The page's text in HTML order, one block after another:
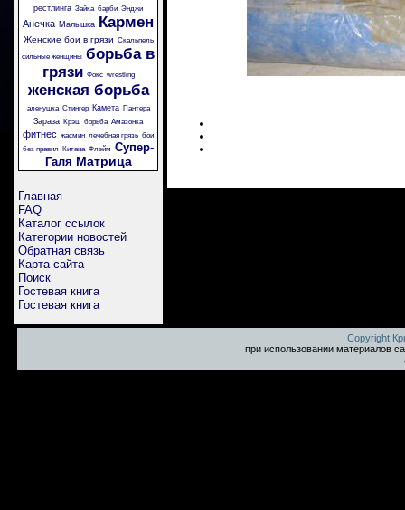
рестлинга Зайка барби Энджи
Анечка Малышка Кармен
Женские бои в грязи Скальпель
сильные женщины борьба в
грязи Фокс wrestling
женская борьба
аленушка Стингер Камета Пантера
Зараза Крэш борьба Амазонка
фитнес жасмин лечебная грязь бои
без правил Китана Флэйм Супер-
Галя Матрица
Главная
FAQ
Каталог ссылок
Категории новостей
Обратная связь
Карта сайта
Поиск
Гостевая книга
Гостевая книга
Copyright
при использовании материалов